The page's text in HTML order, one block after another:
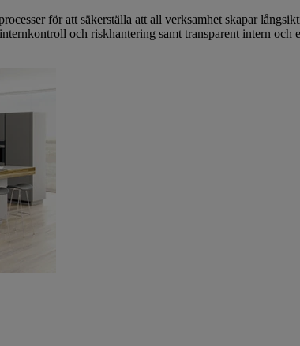
för att säkerställa att all verksamhet skapar
och riskhantering samt transparent intern och